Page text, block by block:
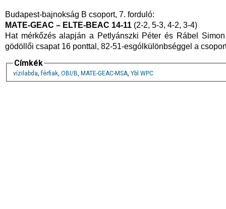
Budapest-bajnokság B csoport, 7. forduló:
MATE-GEAC – ELTE-BEAC 14-11 (2-2, 5-3, 4-2, 3-4)
Hat mérkőzés alapján a Petlyánszki Péter és Rábel
gödöllői csapat 16 ponttal, 82-51-esgólkülönbséggel a
Címkék
vízilabda,férfiak, OBI/B, MATE-GEAC-MSA, Ybl WPC